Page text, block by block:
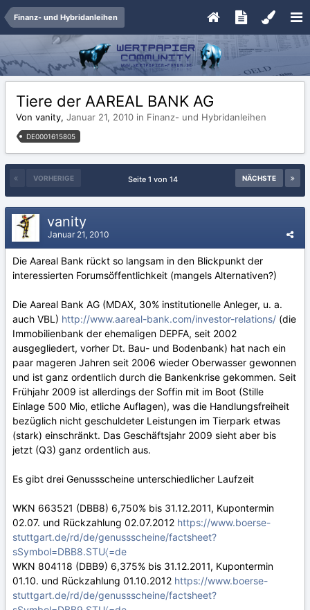
Finanz- und Hybridanleihen
Tiere der AAREAL BANK AG
Von vanity, Januar 21, 2010 in Finanz- und Hybridanleihen
DE0001615805
VORHERIGE NÄCHSTE
Seite 1 von 14
vanity
Januar 21, 2010
Die Aareal Bank rückt so langsam in den Blickpunkt der
interessierten Forumsöffentlichkeit (mangels Alternativen?)
Die Aareal Bank AG (MDAX, 30% institutionelle Anleger, u. a.
auch VBL) http://www.aareal-bank.com/investor-relations/ (die
Immobilienbank der ehemaligen DEPFA, seit 2002
ausgegliedert, vorher Dt. Bau- und Bodenbank) hat nach ein
paar mageren Jahren seit 2006 wieder Oberwasser gewonnen
und ist ganz ordentlich durch die Bankenkrise gekommen. Seit
Frühjahr 2009 ist allerdings der Soffin mit im Boot (Stille
Einlage 500 Mio, etliche Auflagen), was die Handlungsfreiheit
bezüglich nicht geschuldeter Leistungen im Tierpark etwas
(stark) einschränkt. Das Geschäftsjahr 2009 sieht aber bis
jetzt (Q3) ganz ordentlich aus.
Es gibt drei Genussscheine unterschiedlicher Laufzeit
WKN 663521 (DBB8) 6,750% bis 31.12.2011, Kupontermin
02.07. und Rückzahlung 02.07.2012 https://www.boerse-
stuttgart.de/rd/de/genussscheine/factsheet?
sSymbol=DBB8.STU〈=de
WKN 804118 (DBB9) 6,375% bis 31.12.2011, Kupontermin
01.10. und Rückzahlung 01.10.2012 https://www.boerse-
stuttgart.de/rd/de/genussscheine/factsheet?